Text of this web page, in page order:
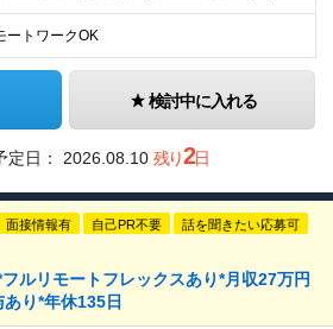
ートワークOK
検討中に入れる
定日： 2026.08.10 残り2日
面接情報有 自己PR不要 話を聞きたい応募可
ルリモートフレックスあり*月収27万円
り*年休135日